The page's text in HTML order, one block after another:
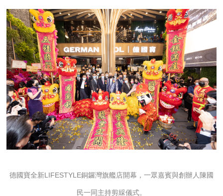
德國寶全新LIFESTYLE銅鑼灣旗艦店開幕，一眾嘉賓與創辦人陳國
民一同主持剪綵儀式。